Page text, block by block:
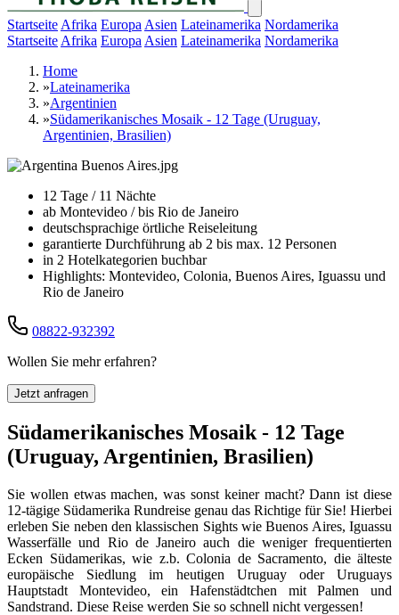
Startseite Afrika Europa Asien Lateinamerika Nordamerika
Startseite Afrika Europa Asien Lateinamerika Nordamerika
Home
»Lateinamerika
»Argentinien
»Südamerikanisches Mosaik - 12 Tage (Uruguay,
Argentinien, Brasilien)
12 Tage / 11 Nächte
ab Montevideo / bis Rio de Janeiro
deutschsprachige örtliche Reiseleitung
garantierte Durchführung ab 2 bis max. 12 Personen
in 2 Hotelkategorien buchbar
Highlights: Montevideo, Colonia, Buenos Aires, Iguassu und
Rio de Janeiro
08822-932392
Wollen Sie mehr erfahren?
Jetzt anfragen
Südamerikanisches Mosaik - 12 Tage
(Uruguay, Argentinien, Brasilien)
Sie wollen etwas machen, was sonst keiner macht? Dann ist diese
12-tägige Südamerika Rundreise genau das Richtige für Sie! Hierbei
erleben Sie neben den klassischen Sights wie Buenos Aires, Iguassu
Wasserfälle und Rio de Janeiro auch die weniger frequentierten
Ecken Südamerikas, wie z.b. Colonia de Sacramento, die älteste
europäische Siedlung im heutigen Uruguay oder Uruguays
Hauptstadt Montevideo, ein Hafenstädtchen mit Palmen und
Sandstrand. Diese Reise werden Sie so schnell nicht vergessen!